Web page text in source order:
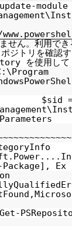
module
せん。利用でき
ジトリを確認
を使用して
$sid
Ex